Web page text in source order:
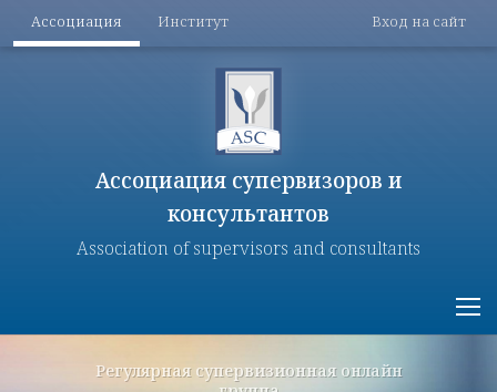
Перейти к основному содержанию
Меню разделов
Ассоциация Институт Меню
Вход на сайт
Ассоциация супервизоров и
консультантов
Association of supervisors and consultants